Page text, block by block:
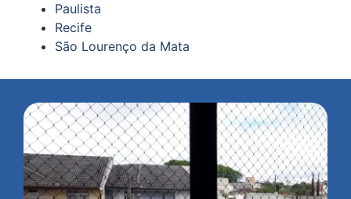
Paulista
Recife
São Lourenço da Mata